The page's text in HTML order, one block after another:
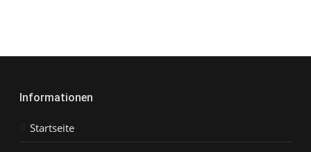
Informationen
Startseite